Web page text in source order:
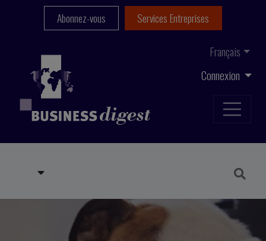
Connexion
Français
Abonnez-vous Services Entreprises